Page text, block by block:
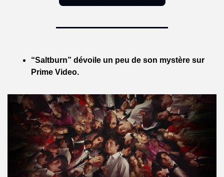
“Saltburn” dévoile un peu de son mystère sur
Prime Video.